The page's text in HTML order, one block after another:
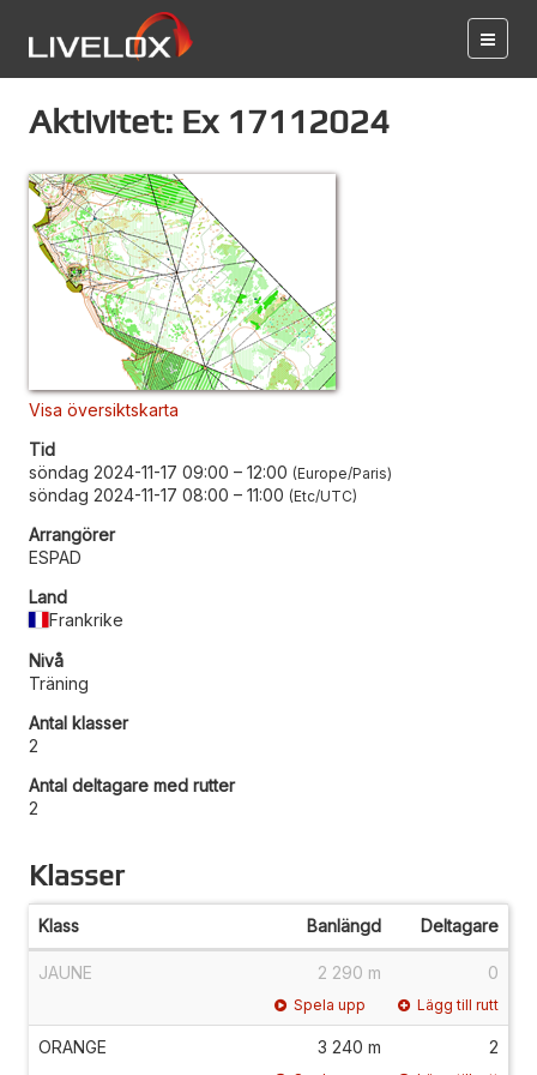
Aktivitet: Ex 17112024
Visa översiktskarta
Tid
söndag 2024-11-17 09:00 – 12:00 Europe/Paris
söndag 2024-11-17 08:00 – 11:00 Etc/UTC
Arrangörer
ESPAD
Land
Frankrike
Nivå
Träning
Antal klasser
2
Antal deltagare med rutter
2
Klasser
Klass Banlängd Deltagare
JAUNE 2 290 m 0
Spela upp Lägg till rutt
ORANGE 3 240 m 2